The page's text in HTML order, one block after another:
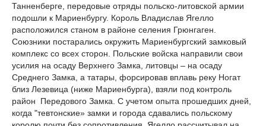
Танненберге, передовые отряды польско-литовской армии
подошли к Мариенбургу. Король Владислав Ягелло
расположился станом в районе селения Грюнгаген.
Союзники постарались окружить Мариенбургский замковый
комплекс со всех сторон. Польские войска направили свои
усилия на осаду Верхнего Замка, литовцы – на осаду
Среднего Замка, а татары, форсировав вплавь реку Ногат
близ Лезевица (ниже Мариенбурга), взяли под контроль
район Передового Замка. С учетом опыта прошедших дней,
когда "тевтонские» замки и города сдавались польскому